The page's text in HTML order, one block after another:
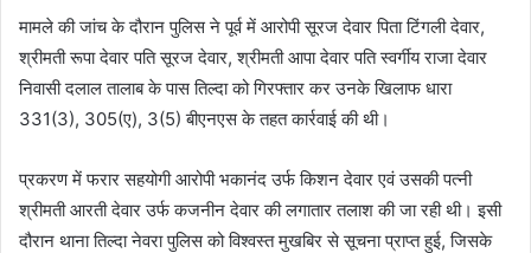
मामले की जांच के दौरान पुलिस ने पूर्व में आरोपी सूरज देवार पिता टिंगली देवार,
श्रीमती रूपा देवार पति सूरज देवार, श्रीमती आपा देवार पति स्वर्गीय राजा देवार
निवासी दलाल तालाब के पास तिल्दा को गिरफ्तार कर उनके खिलाफ धारा
331(3), 305(ए), 3(5) बीएनएस के तहत कार्रवाई की थी।
प्रकरण में फरार सहयोगी आरोपी भकानंद उर्फ किशन देवार एवं उसकी पत्नी
श्रीमती आरती देवार उर्फ कजनीन देवार की लगातार तलाश की जा रही थी। इसी
दौरान थाना तिल्दा नेवरा पुलिस को विश्वस्त मुखबिर से सूचना प्राप्त हुई, जिसके